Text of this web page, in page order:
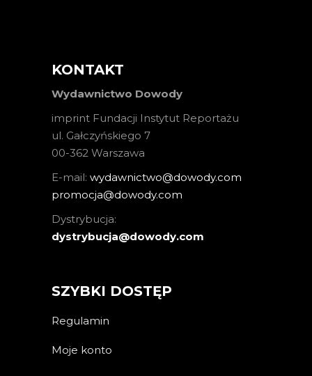
KONTAKT
Wydawnictwo Dowody
imprint Fundacji Instytut Reportażu
ul. Gałczyńskiego 7
00-362 Warszawa
E-mail: wydawnictwo@dowody.com
promocja@dowody.com
Dystrybucja:
dystrybucja@dowody.com
SZYBKI DOSTĘP
Regulamin
Moje konto